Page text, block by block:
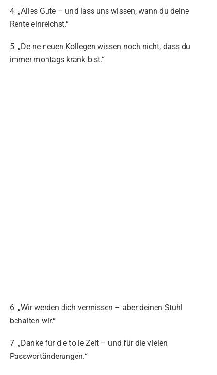
4. „Alles Gute – und lass uns wissen, wann du deine
Rente einreichst.“
5. „Deine neuen Kollegen wissen noch nicht, dass du
immer montags krank bist.“
6. „Wir werden dich vermissen – aber deinen Stuhl
behalten wir.“
7. „Danke für die tolle Zeit – und für die vielen
Passwortänderungen.“